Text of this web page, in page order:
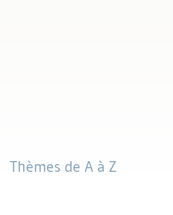
Thèmes de A à Z